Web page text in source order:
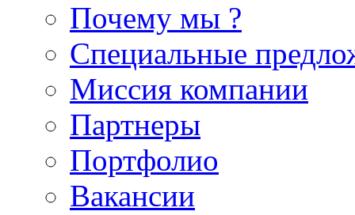
Почему мы ?
Специальные
Миссия компании
Партнеры
Портфолио
Вакансии